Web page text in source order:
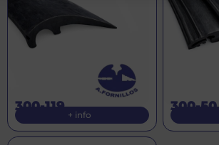
300-119
+ info
300-50